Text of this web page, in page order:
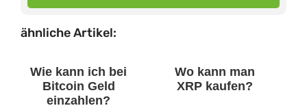
ähnliche Artikel:
Wie kann ich bei
Bitcoin Geld
einzahlen?
Wo kann man
XRP kaufen?